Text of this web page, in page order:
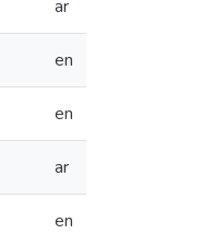
ar
en
en
ar
en